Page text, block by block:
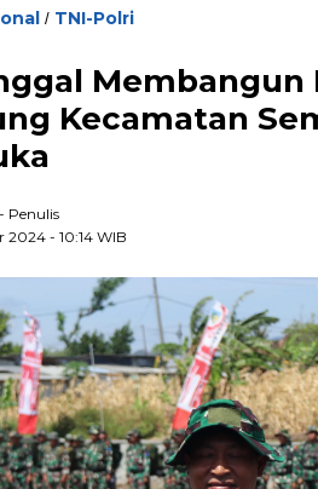
/ TNI-Polri
Membangun
Kecamatan
- Penulis
2024 - 10:14 WIB